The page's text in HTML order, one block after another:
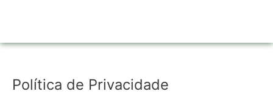
Política de Privacidade